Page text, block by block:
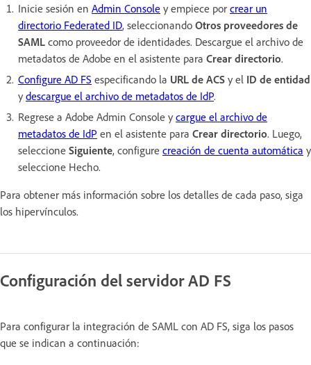
Inicie sesión en Admin Console y empiece por crear un
directorio Federated ID, seleccionando Otros proveedores de
SAML como proveedor de identidades. Descargue el archivo de
metadatos de Adobe en el asistente para Crear directorio.
Configure AD FS especificando la URL de ACS y el ID de entidad
y descargue el archivo de metadatos de IdP.
Regrese a Adobe Admin Console y cargue el archivo de
metadatos de IdP en el asistente para Crear directorio. Luego,
seleccione Siguiente, configure creación de cuenta automática y
seleccione Hecho.
Para obtener más información sobre los detalles de cada paso, siga
los hipervínculos.
Configuración del servidor AD FS
Para configurar la integración de SAML con AD FS, siga los pasos
que se indican a continuación: